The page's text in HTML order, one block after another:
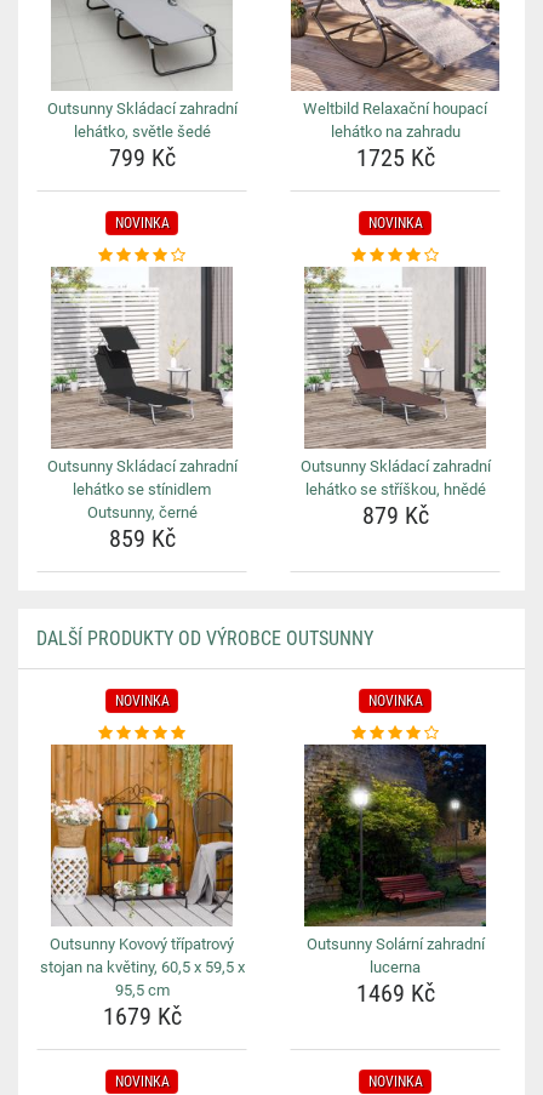
Outsunny Skládací zahradní
lehátko, světle šedé
799 Kč
Weltbild Relaxační houpací
lehátko na zahradu
1725 Kč
NOVINKA
Outsunny Skládací zahradní
lehátko se stínidlem
Outsunny, černé
859 Kč
NOVINKA
Outsunny Skládací zahradní
lehátko se stříškou, hnědé
879 Kč
DALŠÍ PRODUKTY OD VÝROBCE OUTSUNNY
NOVINKA
Outsunny Kovový třípatrový
stojan na květiny, 60,5 x 59,5 x
95,5 cm
1679 Kč
NOVINKA
Outsunny Solární zahradní
lucerna
1469 Kč
NOVINKA NOVINKA